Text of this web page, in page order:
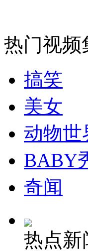
纽约上演“枕头大战
司机酒驾遇交警
热门视频
搞笑
美女
动物世
BABY
奇闻
热点新